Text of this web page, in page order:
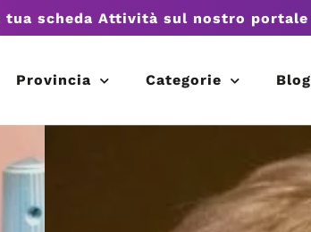
tua scheda Attività sul nostro portale
Provincia Categorie Blog